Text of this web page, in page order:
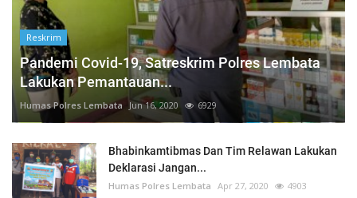
Reskrim
Pandemi Covid-19, Satreskrim Polres Lembata
Lakukan Pemantauan...
Humas Polres Lembata Jun 16, 2020 6929
Bhabinkamtibmas Dan Tim Relawan Lakukan
Deklarasi Jangan...
Humas Polres Lembata Apr 27, 2020 4903